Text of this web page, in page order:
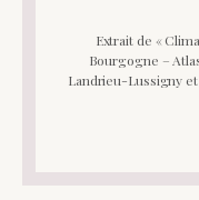
Extrait de «
Bourgogne –
Landrieu-Lussigny